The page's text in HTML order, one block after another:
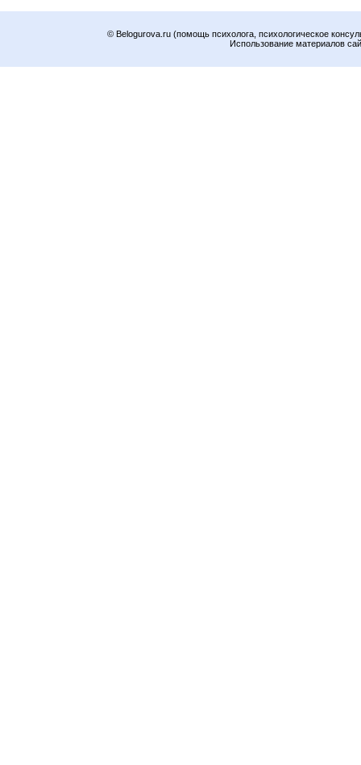
© Belogurova.ru (помощь психолога, психологическое
Использование материалов